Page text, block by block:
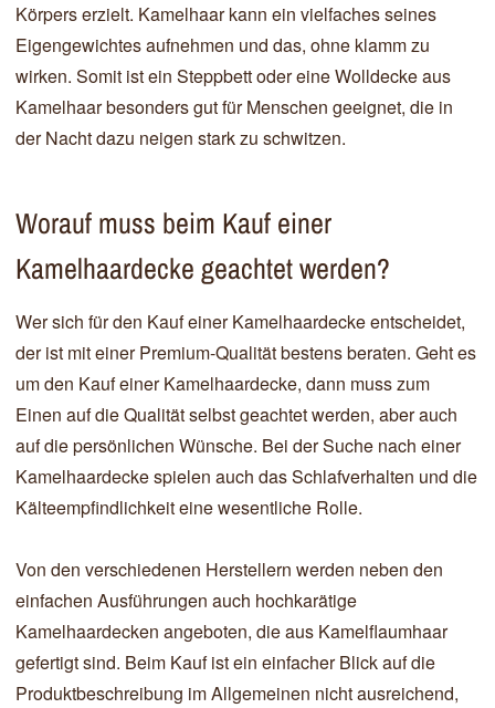
Körpers erzielt. Kamelhaar kann ein vielfaches seines
Eigengewichtes aufnehmen und das, ohne klamm zu
wirken. Somit ist ein Steppbett oder eine Wolldecke aus
Kamelhaar besonders gut für Menschen geeignet, die in
der Nacht dazu neigen stark zu schwitzen.
Worauf muss beim Kauf einer
Kamelhaardecke geachtet werden?
Wer sich für den Kauf einer Kamelhaardecke entscheidet,
der ist mit einer Premium-Qualität bestens beraten. Geht es
um den Kauf einer Kamelhaardecke, dann muss zum
Einen auf die Qualität selbst geachtet werden, aber auch
auf die persönlichen Wünsche. Bei der Suche nach einer
Kamelhaardecke spielen auch das Schlafverhalten und die
Kälteempfindlichkeit eine wesentliche Rolle.
Von den verschiedenen Herstellern werden neben den
einfachen Ausführungen auch hochkarätige
Kamelhaardecken angeboten, die aus Kamelflaumhaar
gefertigt sind. Beim Kauf ist ein einfacher Blick auf die
Produktbeschreibung im Allgemeinen nicht ausreichend,